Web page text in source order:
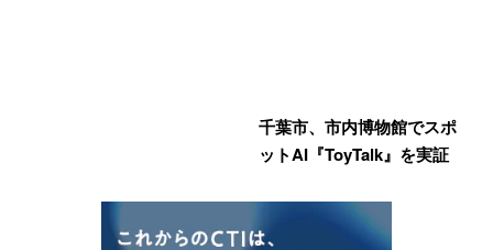
千葉市、市内博物館でスポ
ットAI『ToyTalk』を実証